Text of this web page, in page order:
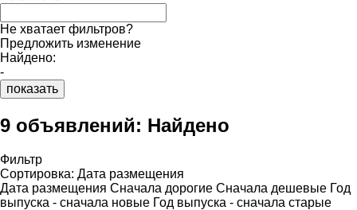
Не хватает фильтров?
Предложить изменение
Найдено:
-
показать
9 объявлений: Найдено
Фильтр
Сортировка: Дата размещения
Дата размещения Сначала дорогие Сначала дешевые Год
выпуска - сначала новые Год выпуска - сначала старые